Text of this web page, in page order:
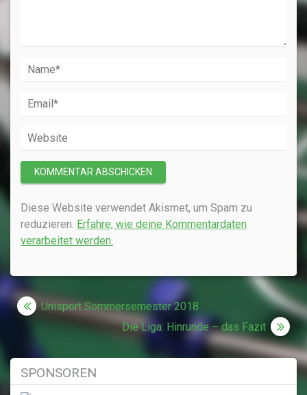
Diese Website verwendet Akismet, um Spam zu
reduzieren. Erfahre, wie deine Kommentardaten
verarbeitet werden.
Beitragsnavigation
Unisport Sommersemester 2018
Die Liga: Hinrunde – das Fazit
SPONSOREN